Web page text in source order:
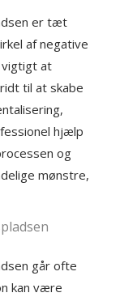
er tæt
af negative
at
til at skabe
hjælp
og
mønstre,
går ofte
kan være